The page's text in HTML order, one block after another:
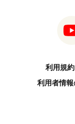
利用規約
利用者情